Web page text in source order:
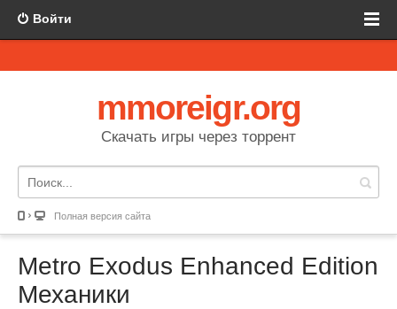
Войти
mmoreigr.org
Скачать игры через торрент
Полная версия сайта
Metro Exodus Enhanced Edition
Механики